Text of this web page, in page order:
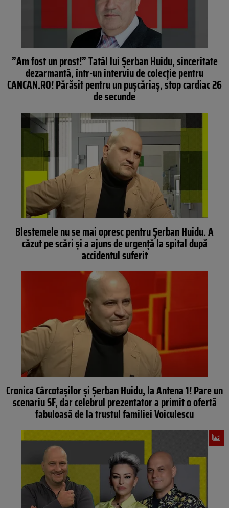
”Am fost un prost!” Tatăl lui Șerban Huidu, sinceritate
dezarmantă, într-un interviu de colecție pentru
CANCAN.RO! Părăsit pentru un pușcăriaș, stop cardiac 26
de secunde
Blestemele nu se mai opresc pentru Șerban Huidu. A
căzut pe scări și a ajuns de urgență la spital după
accidentul suferit
Cronica Cârcotașilor și Șerban Huidu, la Antena 1! Pare un
scenariu SF, dar celebrul prezentator a primit o ofertă
fabuloasă de la trustul familiei Voiculescu